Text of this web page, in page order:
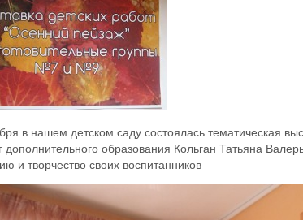
в нашем детском саду состоялась тематическая
дополнительного образования Кольган Татьяна
и творчество своих воспитанников